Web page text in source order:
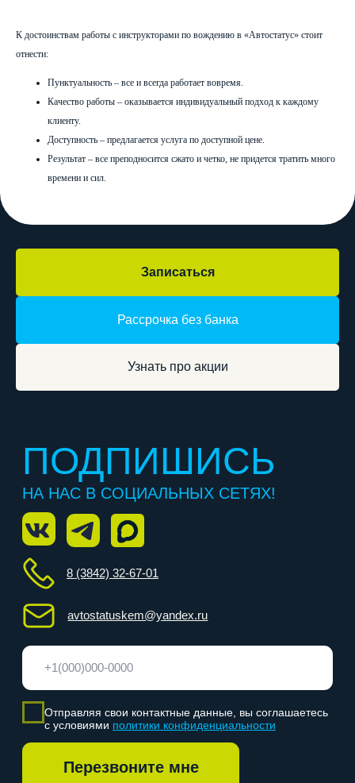
К достоинствам работы с инструкторами по вождению в «Автостатус» стоит
отнести:
Пунктуальность – все и всегда работает вовремя.
Качество работы – оказывается индивидуальный подход к каждому
клиенту.
Доступность – предлагается услуга по доступной цене.
Результат – все преподносится сжато и четко, не придется тратить много
времени и сил.
Записаться
Рассрочка без банка
Узнать про акции
Согласие на обработку персональных данных
рекламы
категория C
Акции
Расписание
с условиями политики конфиденциальности